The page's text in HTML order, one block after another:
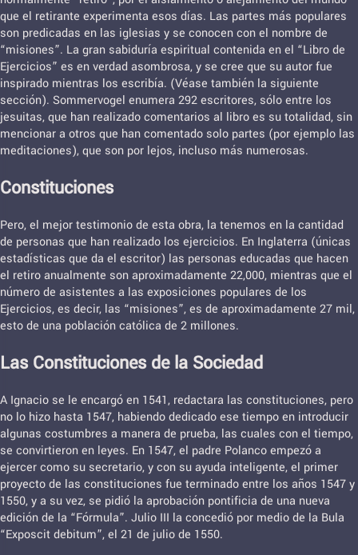
que el retirante experimenta esos días. Las partes más populares
son predicadas en las iglesias y se conocen con el nombre de
“misiones”. La gran sabiduría espiritual contenida en el “Libro de
Ejercicios” es en verdad asombrosa, y se cree que su autor fue
inspirado mientras los escribía. (Véase también la siguiente
sección). Sommervogel enumera 292 escritores, sólo entre los
jesuitas, que han realizado comentarios al libro es su totalidad, sin
mencionar a otros que han comentado solo partes (por ejemplo las
meditaciones), que son por lejos, incluso más numerosas.
Constituciones
Pero, el mejor testimonio de esta obra, la tenemos en la cantidad
de personas que han realizado los ejercicios. En Inglaterra (únicas
estadísticas que da el escritor) las personas educadas que hacen
el retiro anualmente son aproximadamente 22,000, mientras que el
número de asistentes a las exposiciones populares de los
Ejercicios, es decir, las “misiones”, es de aproximadamente 27 mil,
esto de una población católica de 2 millones.
Las Constituciones de la Sociedad
A Ignacio se le encargó en 1541, redactara las constituciones, pero
no lo hizo hasta 1547, habiendo dedicado ese tiempo en introducir
algunas costumbres a manera de prueba, las cuales con el tiempo,
se convirtieron en leyes. En 1547, el padre Polanco empezó a
ejercer como su secretario, y con su ayuda inteligente, el primer
proyecto de las constituciones fue terminado entre los años 1547 y
1550, y a su vez, se pidió la aprobación pontificia de una nueva
edición de la “Fórmula”. Julio III la concedió por medio de la Bula
“Exposcit debitum”, el 21 de julio de 1550.